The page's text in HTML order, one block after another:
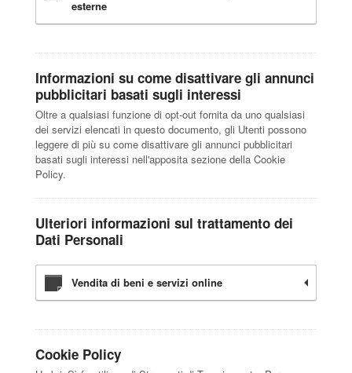
esterne
Informazioni su come disattivare gli annunci
pubblicitari basati sugli interessi
Oltre a qualsiasi funzione di opt-out fornita da uno qualsiasi
dei servizi elencati in questo documento, gli Utenti possono
leggere di più su come disattivare gli annunci pubblicitari
basati sugli interessi nell'apposita sezione della Cookie
Policy.
Ulteriori informazioni sul trattamento dei
Dati Personali
Vendita di beni e servizi online
Cookie Policy